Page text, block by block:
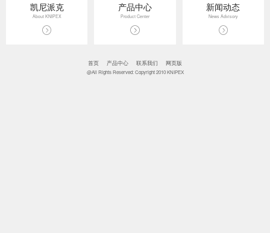
凯尼派克
About KNIPEX
产品中心
Product Center
新闻动态
News Advisory
首页 产品中心 联系我们 网页版
@All Rights Reserved: Copyright 2010 KNIPEX